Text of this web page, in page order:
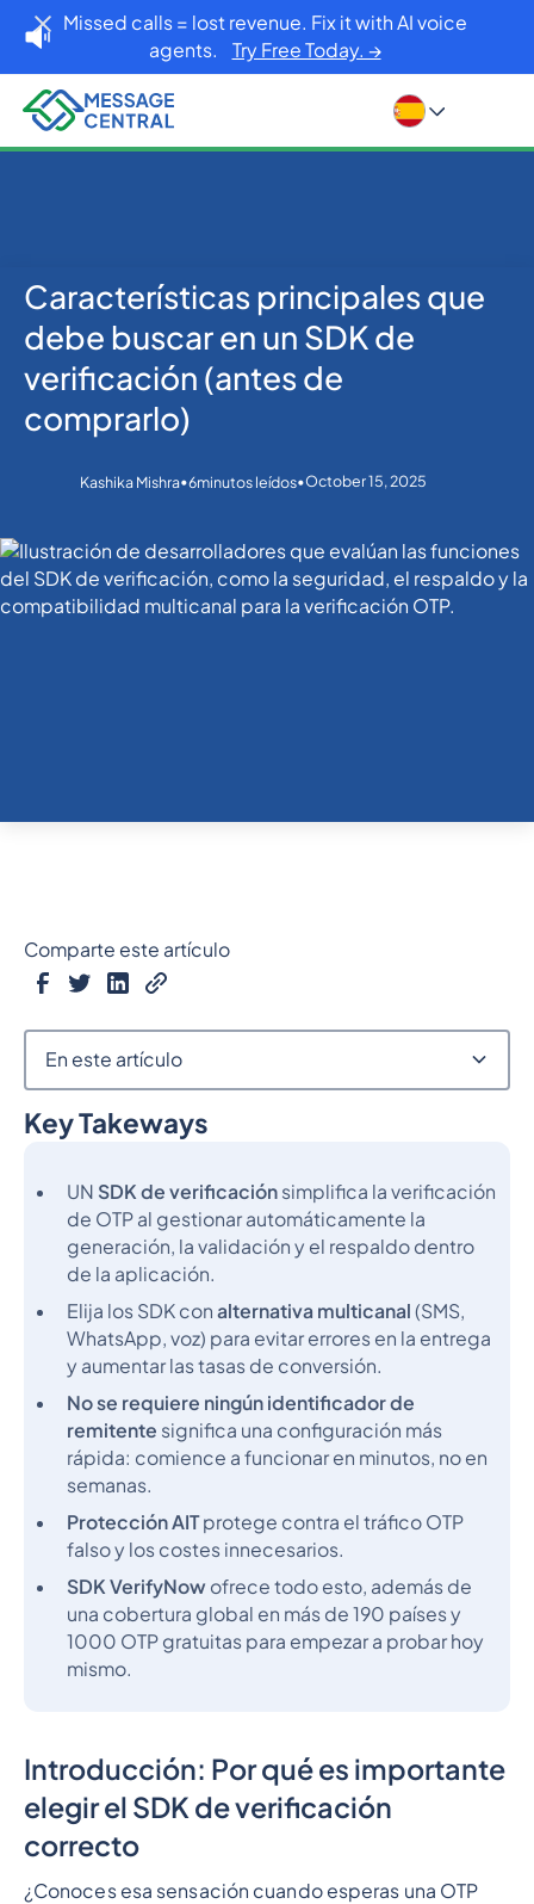
Missed calls = lost revenue. Fix it with AI voice
agents. Try Free Today. →
Inicio Blog
Others
Características principales que debe buscar en un
SDK de verificación (antes de comprarlo)
Características principales que
debe buscar en un SDK de
verificación (antes de
comprarlo)
Kashika Mishra•6minutos leídos•October 15, 2025
Key Takeways
UN SDK de verificaciónsimplifica la verificación
de OTP al gestionar automáticamente la
generación, la validación y el respaldo dentro
de la aplicación.
Elija los SDK con alternativa multicanal (SMS,
WhatsApp, voz) para evitar errores en la entrega
y aumentar las tasas de conversión.
No se requiere ningún identificador de
remitente significa una configuración más
rápida: comience a funcionar en minutos, no en
semanas.
Protección AITprotege contra el tráfico OTP
falso y los costes innecesarios.
SDK VerifyNowofrece todo esto, además de
una cobertura global en más de 190 países y
1000 OTP gratuitas para empezar a probar hoy
mismo.
Introducción: Por qué es importante
elegir el SDK de verificación
correcto
¿Conoces esa sensación cuando esperas una OTP
Comparte este artículo
En este artículo
Epígrafe 2